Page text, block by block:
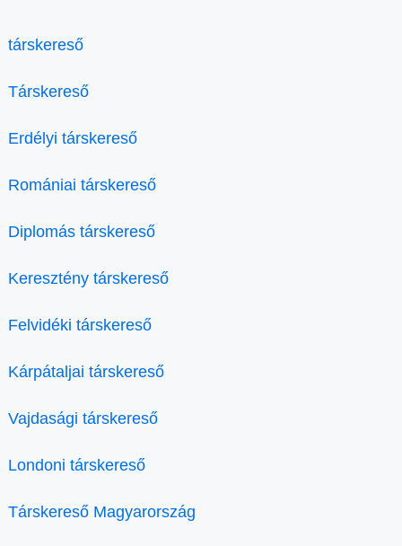
társkereső
Társkereső
Erdélyi társkereső
Romániai társkereső
Diplomás társkereső
Keresztény társkereső
Felvidéki társkereső
Kárpátaljai társkereső
Vajdasági társkereső
Londoni társkereső
Társkereső Magyarország